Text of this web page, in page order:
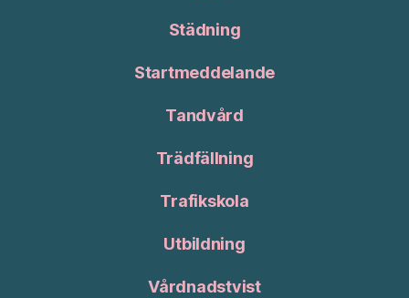
Städning
Startmeddelande
Tandvård
Trädfällning
Trafikskola
Utbildning
Vårdnadstvist